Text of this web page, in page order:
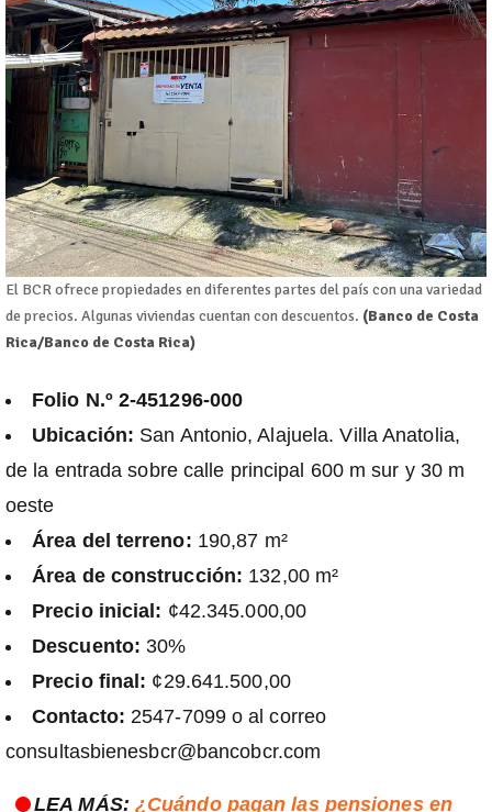
El BCR ofrece propiedades en diferentes partes del país con una variedad
de precios. Algunas viviendas cuentan con descuentos. (Banco de Costa
Rica/Banco de Costa Rica)
Folio N.º 2-451296-000
Ubicación: San Antonio, Alajuela. Villa Anatolia,
de la entrada sobre calle principal 600 m sur y 30 m
oeste
Área del terreno: 190,87 m²
Área de construcción: 132,00 m²
Precio inicial: ¢42.345.000,00
Descuento: 30%
Precio final: ¢29.641.500,00
Contacto: 2547-7099 o al correo
consultasbienesbcr@bancobcr.com
LEA MÁS: ¿Cuándo pagan las pensiones en